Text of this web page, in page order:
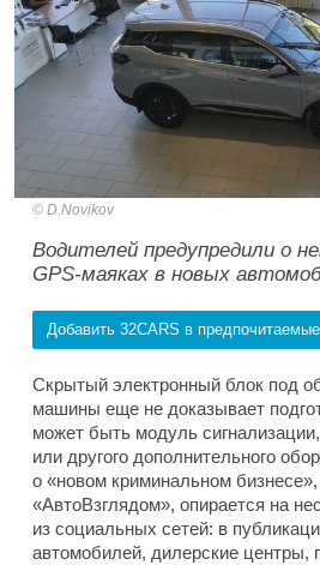
D.Novikov
Водителей предупредили о
GPS-маяках в новых
Добавить 32CARS в
Скрытый электронный блок под
машины еще не доказывает
может быть модуль
или другого дополнительного
о «новом криминальном
«АвтоВзглядом», опирается на
из социальных сетей: в
автомобилей, дилерские центры,